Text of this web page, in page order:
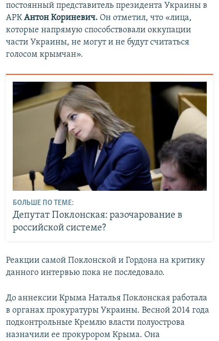
постоянный представитель президента Украины в
АРКАнтон Кориневич. Он отметил, что «лица,
которые напрямую способствовали оккупации
части Украины, не могут и не будут считаться
голосом крымчан».
БОЛЬШЕ ПО ТЕМЕ:
Депутат Поклонская: разочарование в
российской системе?
Реакции самой Поклонской и Гордона на критику
данного интервью пока не последовало.
До аннексии Крыма Наталья Поклонская работала
в органах прокуратуры Украины. Весной 2014 года
подконтрольные Кремлю власти полуострова
назначили ее прокурором Крыма. Она